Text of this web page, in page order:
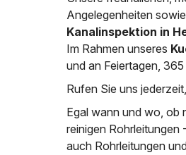
Angelegenheiten
Kanalinspektion in
Im Rahmen unseres
und an Feiertagen, 365
Rufen Sie uns
Egal wann und wo, ob
reinigen Rohrleitungen
auch Rohrleitungen